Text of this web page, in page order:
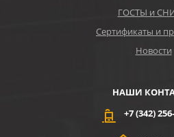
ГОСТЫ и
Сертификаты и
Новости
НАШИ
+7 (342)